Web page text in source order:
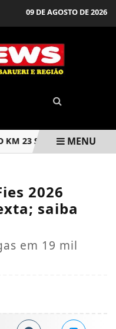
09 DE AGOSTO DE 2026
SERÁ LIBERADA
MENU
2026
saiba
em 19 mil